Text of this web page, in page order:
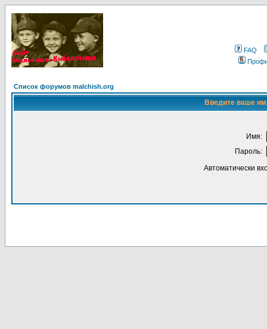
FAQ
Список форумов malchish.org
Введите ваше
Имя:
Пароль:
Автоматически